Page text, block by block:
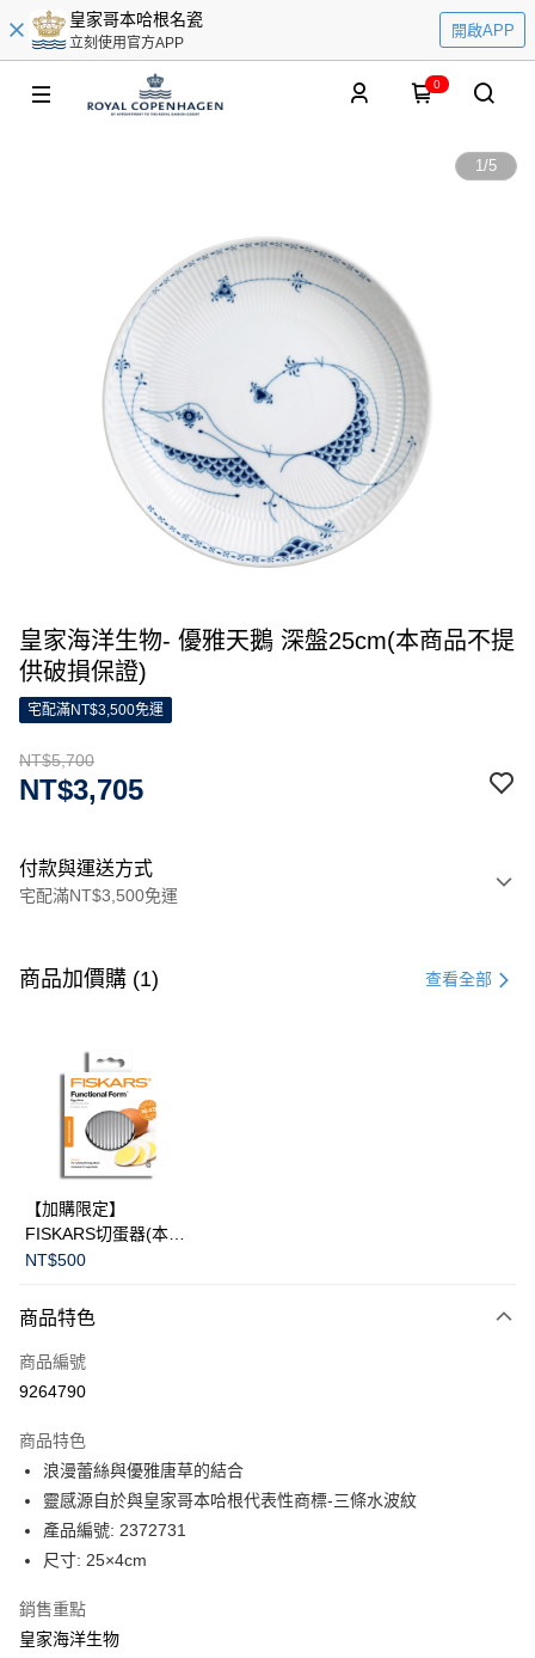
皇家哥本哈根名瓷
立刻使用官方APP
開啟APP
0
1/5
皇家海洋生物- 優雅天鵝 深盤25cm(本商品不提
供破損保證)
宅配滿NT$3,500免運
NT$5,700
NT$3,705
付款與運送方式
宅配滿NT$3,500免運
信用卡一次付款
3 期 0 利率 每期
合作金庫商業銀行
華南商業銀行
上海商業儲蓄銀行
國泰世華商業銀行
臺灣中小企業銀行
匯豐（台灣）商業銀行
聯邦商業銀行
元大商業銀行
台新國際商業銀行
LINE Pay
Apple Pay
運送方式
黑貓宅急便
商品加價購 (1) 查看全部
【加購限定】
FISKARS切蛋器(本商
品不提供破損保證)
NT$500
商品特色
商品編號
9264790
商品特色
浪漫蕾絲與優雅唐草的結合
靈感源自於與皇家哥本哈根代表性商標-三條水波紋
產品編號: 2372731
尺寸: 25×4cm
銷售重點
皇家海洋生物